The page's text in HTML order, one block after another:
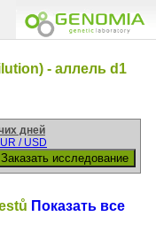
- аллель d1
дней
/ USD
Показать все